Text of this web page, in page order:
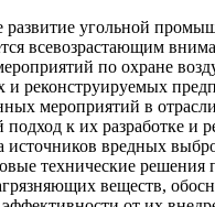
развитие угольной
всевозрастающим
по охране
и реконструируемых
мероприятий в
к их разработке и
источников вредных
технические
веществ,